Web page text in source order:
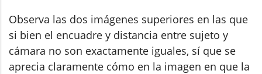
Observa las dos imágenes superiores en las que
si bien el encuadre y distancia entre sujeto y
cámara no son exactamente iguales, sí que se
aprecia claramente cómo en la imagen en que la